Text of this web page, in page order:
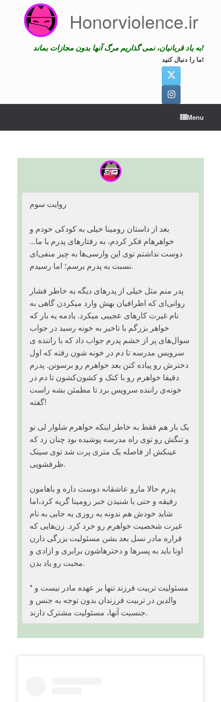
Honorviolence.ir
به یاد قربانیان، نمی گذاریم مرگ آنها بدون مجازات بماند!
ما را دنبال کنید!
Menu
روایت سوم
بعد از داستان رومینا خیلی به کودکی خودم و
خواهرهام فکر کردم، به رفتارهای پدرم با ما...
دوست نداشتم توی این وارسی‌ها به چیز منفی‌ای
نسبت به پدرم برسم؛ اما رسیدم.
پدر منم مثل خیلی از پدرهای دیگه به خاطر فشار
روانی‌ای که اطرافیان بهش وارد میکردن گاهی به
نام غیرت کارهای عجیبی میکرد. یادمه یه بار که
خواهر بزرگم با تاخیر به خونه رسید در جواب
سوال‌های پر از خشم پدرم جواب داد که با راننده ی
سرویس مدرسه تا دم در خونه شون رفته که اول
دخترش رو پیاده کنن بعد خواهرم رو برسونن. پدرم
دقیقا خواهرم رو با کتک و کشون‌کشون تا دم در
خونه‌ی راننده سرویس برد تا مطمئن بشه راست
گفته!
یک بار هم فقط به خاطر اینکه خواهرم شلوار لی نو
و تنگش رو توی راه مدرسه پوشیده بود چنان زد که
عینکش از فاصله یک متری پرت شد توی سینک
ظرفشویی.
پدرم حالا مارو عاشقانه دوست داره و باهامون
رفیقه و حتی با شنیدن خبر رومینا گریه کرد،اما
شاید خودش هم ندونه یه روزی یه جایی به نام
غیرت شخصیت خواهرم رو خرد کرد. زن‌هایی که
قراره مادر نسل بعد بشن مسئولیت بزرگی دارن
اونا باید به پسرها و دخترهاشون برابری و ازادی و
محبت رو یاد بدن.
* مسئولیت تربیت فرزند تنها بر عهده مادر نیست و
والدین در تربیت فرزندان بدون توجه به جنس و
جنسیت آنها، مسئولیت مشترک دارند.